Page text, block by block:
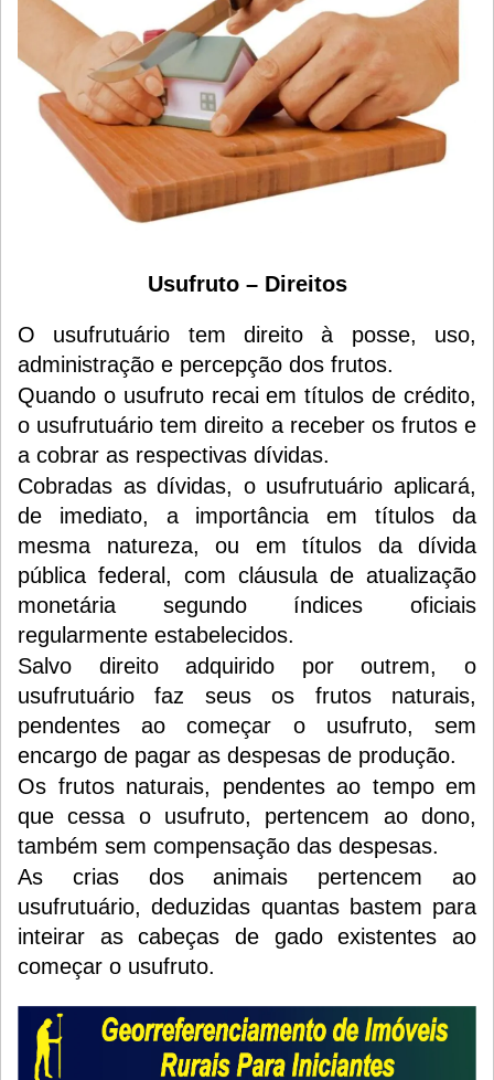
Usufruto – Direitos
O usufrutuário tem direito à posse, uso,
administração e percepção dos frutos.
Quando o usufruto recai em títulos de crédito,
o usufrutuário tem direito a receber os frutos e
a cobrar as respectivas dívidas.
Cobradas as dívidas, o usufrutuário aplicará,
de imediato, a importância em títulos da
mesma natureza, ou em títulos da dívida
pública federal, com cláusula de atualização
monetária segundo índices oficiais
regularmente estabelecidos.
Salvo direito adquirido por outrem, o
usufrutuário faz seus os frutos naturais,
pendentes ao começar o usufruto, sem
encargo de pagar as despesas de produção.
Os frutos naturais, pendentes ao tempo em
que cessa o usufruto, pertencem ao dono,
também sem compensação das despesas.
As crias dos animais pertencem ao
usufrutuário, deduzidas quantas bastem para
inteirar as cabeças de gado existentes ao
começar o usufruto.